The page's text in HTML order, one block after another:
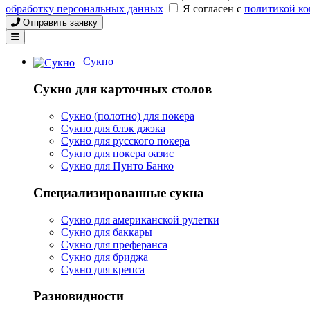
обработку персональных данных
Я согласен с политикой
Отправить заявку
Сукно
Сукно для карточных столов
Сукно (полотно) для покера
Сукно для блэк джэка
Сукно для русского покера
Сукно для покера оазис
Сукно для Пунто Банко
Специализированные сукна
Сукно для американской рулетки
Сукно для баккары
Сукно для преферанса
Сукно для бриджа
Сукно для крепса
Разновидности